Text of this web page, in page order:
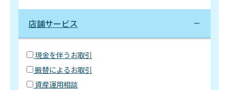
店舗サービス
現金を伴うお取引
振替によるお取引
資産運用相談